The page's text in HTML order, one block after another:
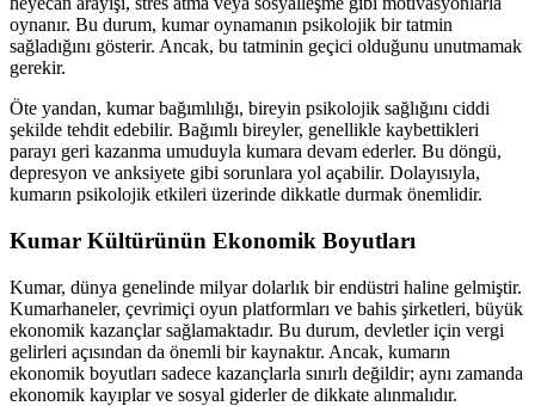
oynanır. Bu durum, kumar oynamanın psikolojik bir tatmin
sağladığını gösterir. Ancak, bu tatminin geçici olduğunu unutmamak
gerekir.
Öte yandan, kumar bağımlılığı, bireyin psikolojik sağlığını ciddi
şekilde tehdit edebilir. Bağımlı bireyler, genellikle kaybettikleri
parayı geri kazanma umuduyla kumara devam ederler. Bu döngü,
depresyon ve anksiyete gibi sorunlara yol açabilir. Dolayısıyla,
kumarın psikolojik etkileri üzerinde dikkatle durmak önemlidir.
Kumar Kültürünün Ekonomik Boyutları
Kumar, dünya genelinde milyar dolarlık bir endüstri haline gelmiştir.
Kumarhaneler, çevrimiçi oyun platformları ve bahis şirketleri, büyük
ekonomik kazançlar sağlamaktadır. Bu durum, devletler için vergi
gelirleri açısından da önemli bir kaynaktır. Ancak, kumarın
ekonomik boyutları sadece kazançlarla sınırlı değildir; aynı zamanda
ekonomik kayıplar ve sosyal giderler de dikkate alınmalıdır.